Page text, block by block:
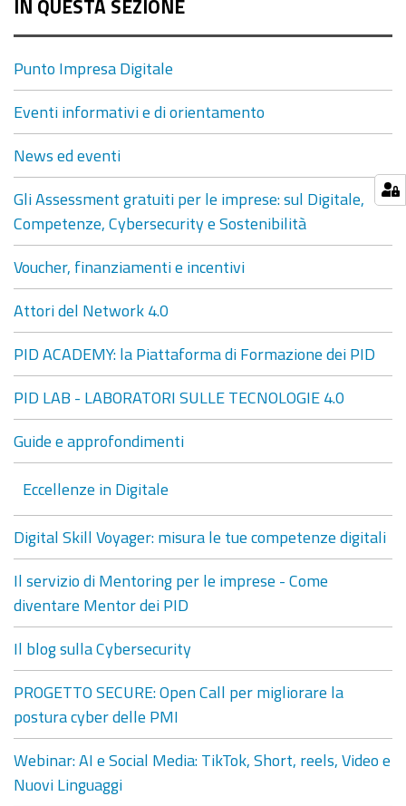
IN QUESTA SEZIONE
Punto Impresa Digitale
Eventi informativi e di orientamento
News ed eventi
Gli Assessment gratuiti per le imprese: sul Digitale,
Competenze, Cybersecurity e Sostenibilità
Voucher, finanziamenti e incentivi
Attori del Network 4.0
PID ACADEMY: la Piattaforma di Formazione dei PID
PID LAB - LABORATORI SULLE TECNOLOGIE 4.0
Guide e approfondimenti
Eccellenze in Digitale
Digital Skill Voyager: misura le tue competenze digitali
Il servizio di Mentoring per le imprese - Come
diventare Mentor dei PID
Il blog sulla Cybersecurity
PROGETTO SECURE: Open Call per migliorare la
postura cyber delle PMI
Webinar: AI e Social Media: TikTok, Short, reels, Video e
Nuovi Linguaggi